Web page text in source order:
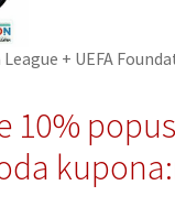
+ UEFA
10%